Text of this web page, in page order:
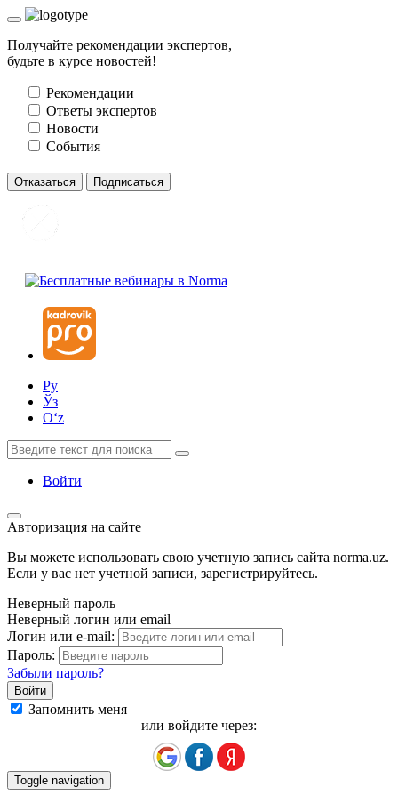
Получайте рекомендации экспертов,
будьте в курсе новостей!
Рекомендации
Ответы экспертов
Новости
События
Отказаться Подписаться
Ру
Ўз
Oʻz
Войти
Авторизация на сайте
Вы можете использовать свою учетную запись сайта norma.uz.
Если у вас нет учетной записи, зарегистрируйтесь.
Неверный пароль
Неверный логин или email
Логин или e-mail:
Пароль:
Забыли пароль?
Запомнить меня
или войдите через:
Toggle navigation